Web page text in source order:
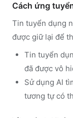
Cách ứng
Tin tuyển dụng
được giữ lại để
Tin tuyển
đã được vô
Sử dụng AI
tương tự có